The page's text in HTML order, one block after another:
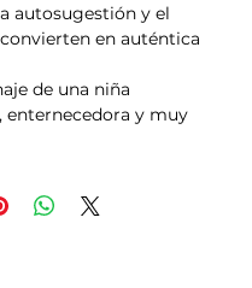
autosugestión y el
de una niña
enternecedora y muy